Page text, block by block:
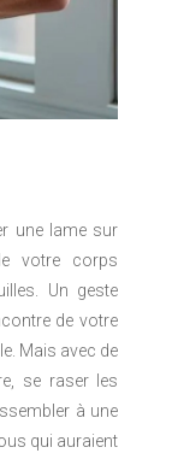
une lame sur
votre corps
Un geste
de votre
Mais avec de
se raser les
à une
qui auraient